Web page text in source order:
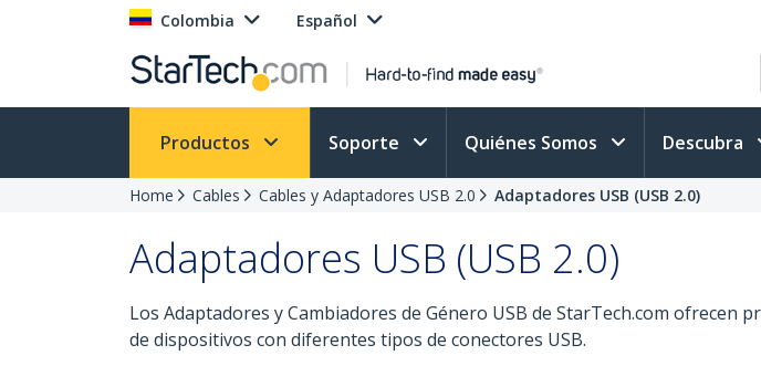
Colombia Español
Productos Soporte Quiénes Somos Descubra
Home Cables Cables y Adaptadores USB 2.0 Adaptadores USB (USB 2.0)
Adaptadores USB (USB 2.0)
Los Adaptadores y Cambiadores de Género USB de StarTech.com ofrecen
de dispositivos con diferentes tipos de conectores USB.